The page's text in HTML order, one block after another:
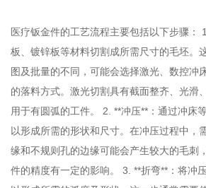
医疗钣金件的工艺流程主要包括以下步骤：
板、镀锌板等材料切割成所需尺寸的毛坯。
图及批量的不同，可能会选择激光、数控冲
的落料方式。激光切割具有截面整齐、光滑
用于有圆弧的工件。 2. **冲压**：通过冲床
以形成所需的形状和尺寸。在冲压过程中，
缘和不规则孔的边缘可能会产生较大的毛刺
件的精度有一定的影响。 3. **折弯**：将冲